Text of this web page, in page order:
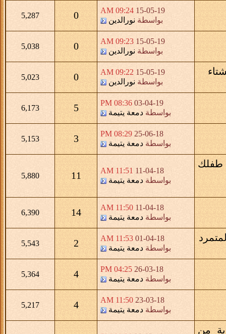
15-05-19
09:24 AM
بواسطة نورالدين 0
5,287
15-05-19
09:23 AM
بواسطة نورالدين 0
5,038
15-05-19
09:22 AM
بواسطة نورالدين 0
5,023
03-04-19
08:36 PM
بواسطة دمعة يتيمة 5
6,173
25-06-18
08:29 PM
بواسطة دمعة يتيمة 3
5,153
طفلك
11-04-18
11:51 AM
بواسطة دمعة يتيمة 11
5,880
11-04-18
11:50 AM
بواسطة دمعة يتيمة 14
6,390
01-04-18
11:53 AM
بواسطة دمعة يتيمة 2
5,543
26-03-18
04:25 PM
بواسطة دمعة يتيمة 4
5,364
23-03-18
11:50 AM
بواسطة دمعة يتيمة 4
5,217
من